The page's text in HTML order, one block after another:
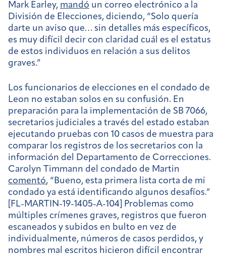
Mark Earley, mandó un correo electrónico a la
División de Elecciones, diciendo, “Solo quería
darte un aviso que… sin detalles más específicos,
es muy difícil decir con claridad cuál es el estatus
de estos individuos en relación a sus delitos
graves.”
Los funcionarios de elecciones en el condado de
Leon no estaban solos en su confusión. En
preparación para la implementación de SB 7066,
secretarios judiciales a través del estado estaban
ejecutando pruebas con 10 casos de muestra para
comparar los registros de los secretarios con la
información del Departamento de Correcciones.
Carolyn Timmann del condado de Martin
comentó, “Bueno, esta primera lista corta de mi
condado ya está identificando algunos desafíos.”
[FL-MARTIN-19-1405-A-104] Problemas como
múltiples crímenes graves, registros que fueron
escaneados y subidos en bulto en vez de
individualmente, números de casos perdidos, y
nombres mal escritos hicieron difícil encontrar